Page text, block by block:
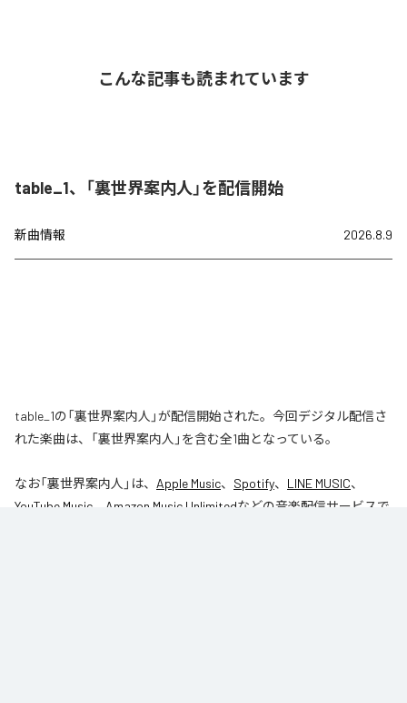
こんな記事も読まれています
table_1、「裏世界案内人」を配信開始
新曲情報 2026.8.9
table_1の「裏世界案内人」が配信開始された。今回デジタル配信さ
れた楽曲は、「裏世界案内人」を含む全1曲となっている。
なお「裏世界案内人 」は、 Apple Music、 Spotify、 LINE MUSIC、
YouTube Music
Amazon Music Unlimitedなどの音楽配信サービスで